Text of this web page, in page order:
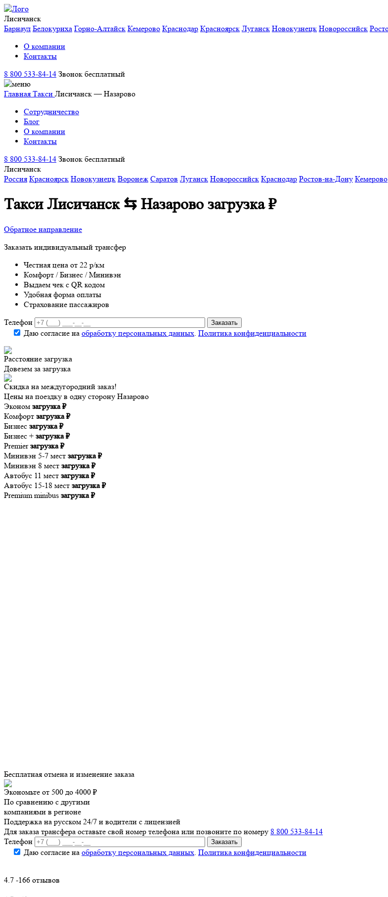
Лисичанск
Барнаул Белокуриха Горно-Алтайск Кемерово Краснодар Красноярск Луганск Новокузнецк Новороссийск
О компании
Контакты
8 800 533-84-14 Звонок бесплатный
Главная Такси Лисичанск — Назарово
Сотрудничество
Блог
О компании
Контакты
8 800 533-84-14 Звонок бесплатный
Лисичанск
Россия Красноярск Новокузнецк Воронеж Саратов Луганск Новороссийск Краснодар Ростов-на-Дону Кемерово
Такси Лисичанск ⇆ Назаровозагрузка₽
Обратное направление
Заказать индивидуальный трансфер
Честная цена от 22 р/км
Комфорт / Бизнес / Минивэн
Выдаем чек с QR кодом
Удобная форма оплаты
Страхование пассажиров
Телефон
Даю согласие на обработку персональных данных. Политика конфиденциальности
Расстояние загрузка
Довезем за загрузка
Скидка на междугородний заказ!
Цены на поездку в одну сторону Назарово
Эконом загрузка ₽
Комфорт загрузка ₽
Бизнес загрузка ₽
Бизнес + загрузка ₽
Premier загрузка ₽
Минивэн 5-7 мест загрузка ₽
Минивэн 8 мест загрузка ₽
Автобус 11 мест загрузка ₽
Автобус 15-18 мест загрузка ₽
Premium minibus загрузка ₽
Бесплатная отмена и изменение заказа
Экономьте от 500 до 4000 ₽
По сравнению с другими
компаниями в регионе
Поддержка на русском 24/7 и водители с лицензией
Для заказа трансфера оставьте свой номер телефона или позвоните по номеру 8 800 533-84-14
Телефон
Даю согласие на обработку персональных данных. Политика конфиденциальности
4.7 -166 отзывов